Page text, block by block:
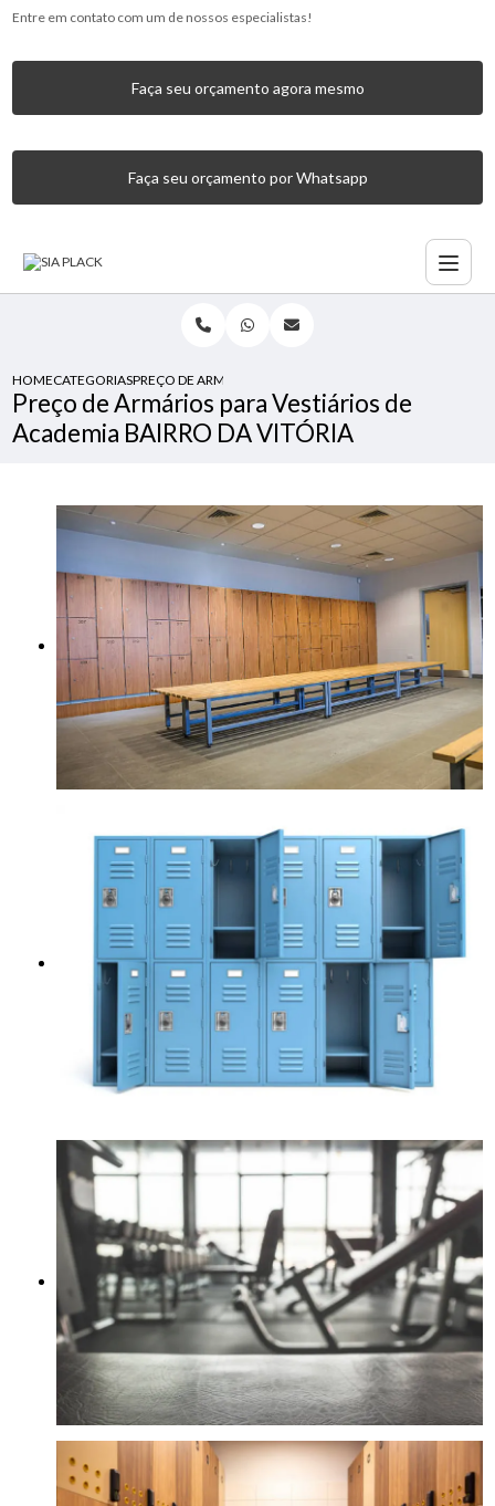
Entre em contato com um de nossos especialistas!
Faça seu orçamento agora mesmo
Faça seu orçamento por Whatsapp
HOMECATEGORIASPREÇO DE ARMÁRIOS PARA VESTIÁRIOS DE ACADEMIA
Preço de Armários para Vestiários de
Academia BAIRRO DA VITÓRIA